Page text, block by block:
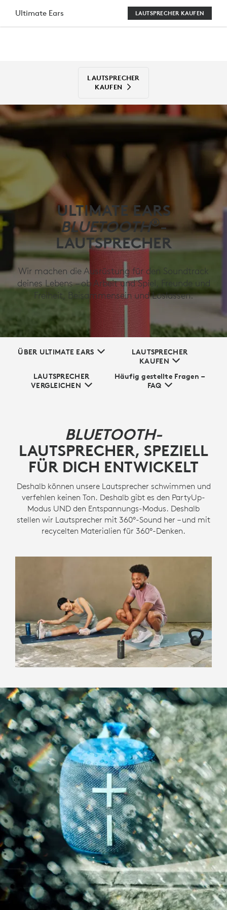
ULTIMATE
LAUTSPRECHER
Ultimate Ears LAUTSPRECHER KAUFEN
LAUTSPRECHER
KAUFEN
ULTIMATE EARS
BLUETOOTH®-
LAUTSPRECHER
Wir machen die Ausrüstung für den Soundtrack
deines Lebens – ob Arbeit und Spiel, Freunde und
Freiheit, Beisammensein und Loslassen.
ÜBER ULTIMATE EARS
LAUTSPRECHER
KAUFEN
LAUTSPRECHER
VERGLEICHEN
Häufig gestellte Fragen –
FAQ
BLUETOOTH-
LAUTSPRECHER, SPEZIELL
FÜR DICH ENTWICKELT
Deshalb können unsere Lautsprecher schwimmen und
verfehlen keinen Ton. Deshalb gibt es den PartyUp-
Modus UND den Entspannungs-Modus. Deshalb
stellen wir Lautsprecher mit 360°-Sound her – und mit
recycelten Materialien für 360°-Denken.